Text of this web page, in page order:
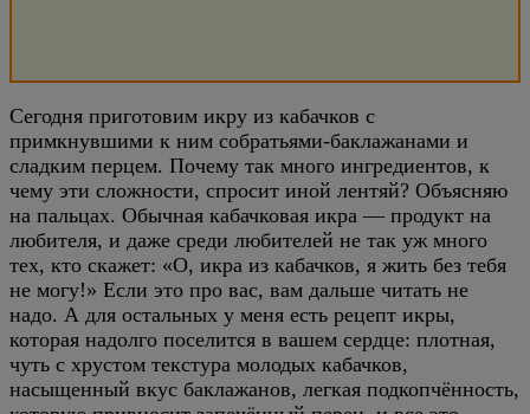
Сегодня приготовим икру из кабачков с
примкнувшими к ним собратьями-баклажанами и
сладким перцем. Почему так много ингредиентов, к
чему эти сложности, спросит иной лентяй? Объясняю
на пальцах. Обычная кабачковая икра — продукт на
любителя, и даже среди любителей не так уж много
тех, кто скажет: «О, икра из кабачков, я жить без тебя
не могу!» Если это про вас, вам дальше читать не
надо. А для остальных у меня есть рецепт икры,
которая надолго поселится в вашем сердце: плотная,
чуть с хрустом текстура молодых кабачков,
насыщенный вкус баклажанов, легкая подкопчённость,